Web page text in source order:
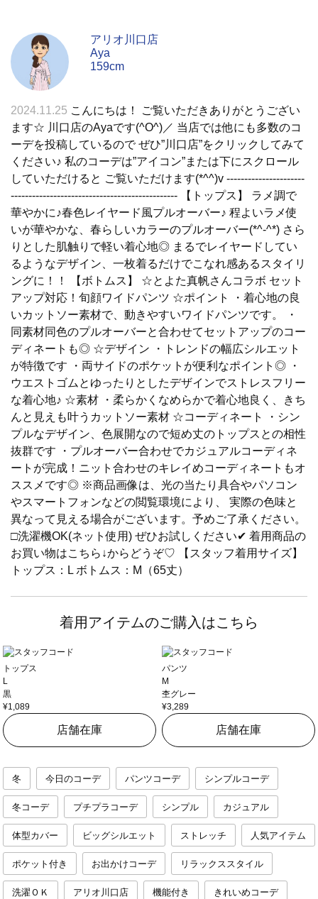
アリオ川口店
Aya
159cm
2024.11.25 こんにちは！ ご覧いただきありがとうござい
ます☆ 川口店のAyaです(^O^)／ 当店では他にも多数のコ
ーデを投稿しているので ぜひ”川口店”をクリックしてみて
ください♪ 私のコーデは”アイコン”または下にスクロール
していただけると ご覧いただけます(*^^)v ----------------------
----------------------------------------------- 【トップス】 ラメ調で
華やかに♪春色レイヤード風プルオーバー♪ 程よいラメ使
いが華やかな、春らしいカラーのプルオーバー(*^-^*) さら
りとした肌触りで軽い着心地◎ まるでレイヤードしてい
るようなデザイン、一枚着るだけでこなれ感あるスタイリ
ングに！！ 【ボトムス】 ☆とよた真帆さんコラボ セット
アップ対応！旬顔ワイドパンツ ☆ポイント ・着心地の良
いカットソー素材で、動きやすいワイドパンツです。 ・
同素材同色のプルオーバーと合わせてセットアップのコー
ディネートも◎ ☆デザイン ・トレンドの幅広シルエット
が特徴です ・両サイドのポケットが便利なポイント◎ ・
ウエストゴムとゆったりとしたデザインでストレスフリー
な着心地♪ ☆素材 ・柔らかくなめらかで着心地良く、きち
んと見えも叶うカットソー素材 ☆コーディネート ・シン
プルなデザイン、色展開なので短め丈のトップスとの相性
抜群です ・プルオーバー合わせでカジュアルコーディネ
ートが完成！ニット合わせのキレイめコーディネートもオ
ススメです◎ ※商品画像は、光の当たり具合やパソコン
やスマートフォンなどの閲覧環境により、 実際の色味と
異なって見える場合がございます。予めご了承ください。
□洗濯機OK(ネット使用) ぜひお試しください✔ 着用商品の
お買い物はこちら↓からどうぞ♡ 【スタッフ着用サイズ】
トップス：L ボトムス：M（65丈）
着用アイテムのご購入はこちら
トップス
L
黒
¥1,089
店舗在庫
パンツ
M
杢グレー
¥3,289
店舗在庫
冬 今日のコーデ パンツコーデ シンプルコーデ
冬コーデ プチプラコーデ シンプル カジュアル
体型カバー ビッグシルエット ストレッチ 人気アイテム
ポケット付き お出かけコーデ リラックススタイル
洗濯ＯＫ アリオ川口店 機能付き きれいめコーデ